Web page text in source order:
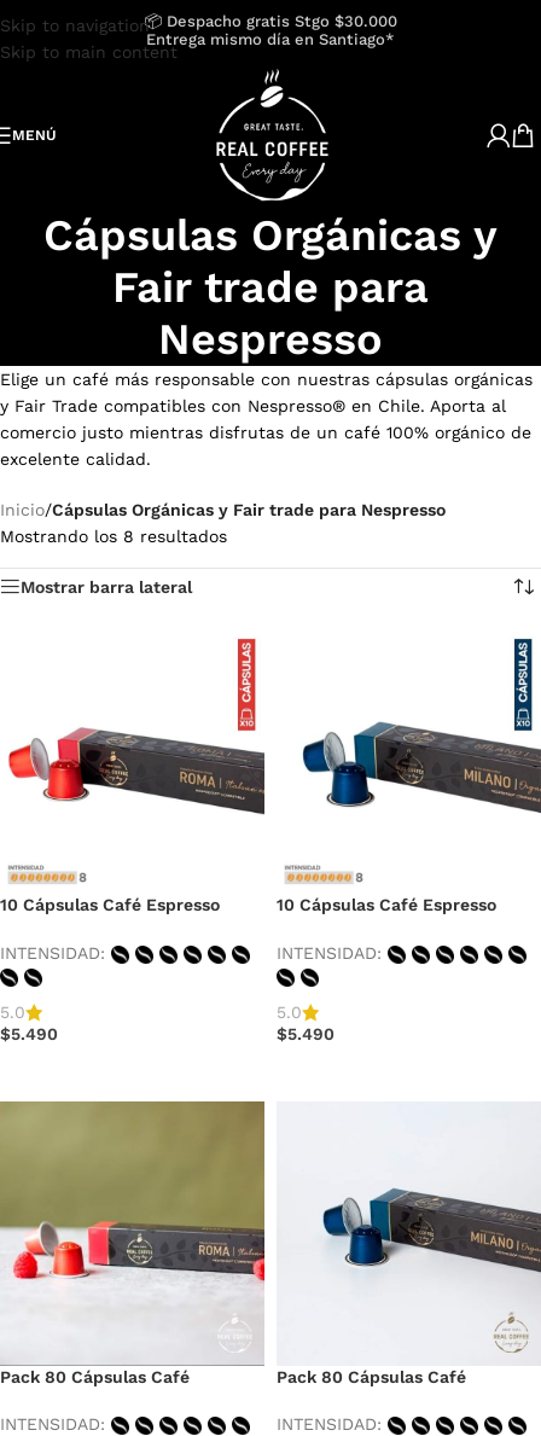
Skip to navigation
Skip to main content
📦 Despacho gratis Stgo $30.000
Entrega mismo día en Santiago*
MENÚ
Cápsulas Orgánicas y
Fair trade para
Nespresso
Elige un café más responsable con nuestras cápsulas orgánicas
y Fair Trade compatibles con Nespresso® en Chile. Aporta al
comercio justo mientras disfrutas de un café 100% orgánico de
excelente calidad.
Inicio/Cápsulas Orgánicas y Fair trade para Nespresso
Mostrando los 8 resultados
Mostrar barra lateral
10 Cápsulas Café Espresso
Espresso
INTENSIDAD:
5.0
$5.490
10 Cápsulas Café Espresso
Organic Coffee
INTENSIDAD:
5.0
$5.490
Pack 80 Cápsulas Café
Fair Trade Espresso
INTENSIDAD:
Pack 80 Cápsulas Café
Strongest Organic Coffee
INTENSIDAD: